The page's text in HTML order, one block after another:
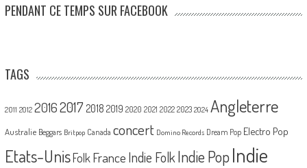
PENDANT CE TEMPS SUR FACEBOOK
TAGS
2011 2012 20162017 2018 2019 2020 2021 2022 2023 2024 Angleterre
Australie Beggars Britpop Canada concert Domino Records Dream Pop Electro Pop
Etats-UnisFolk France Indie Folk Indie PopIndie